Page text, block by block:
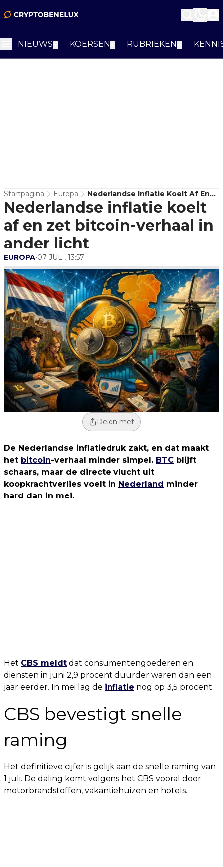
NIEUWS KOERSEN RUBRIEKEN
Startpagina Europa
Nederlandse Inflatie Koelt Af En
Zet Bitcoin-Verhaal In Ander Licht
Nederlandse inflatie koelt
af en zet bitcoin-verhaal in
ander licht
EUROPA•07 JUL , 13:57
Delen met
De Nederlandse inflatiedruk zakt, en dat maakt
het bitcoin-verhaal minder simpel. BTC blijft
schaars, maar de directe vlucht uit
koopkrachtverlies voelt in Nederland minder
hard dan in mei.
Het CBS meldt dat consumentengoederen en
diensten in juni 2,9 procent duurder waren dan een
jaar eerder. In mei lag de inflatie nog op 3,5 procent.
CBS bevestigt snelle
raming
Het definitieve cijfer is gelijk aan de snelle raming van
1 juli. De daling komt volgens het CBS vooral door
motorbrandstoffen, vakantiehuizen en hotels.